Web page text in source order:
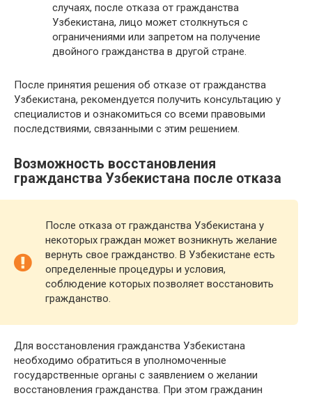
случаях, после отказа от гражданства
Узбекистана, лицо может столкнуться с
ограничениями или запретом на получение
двойного гражданства в другой стране.
После принятия решения об отказе от гражданства
Узбекистана, рекомендуется получить консультацию у
специалистов и ознакомиться со всеми правовыми
последствиями, связанными с этим решением.
Возможность восстановления
гражданства Узбекистана после отказа
После отказа от гражданства Узбекистана у
некоторых граждан может возникнуть желание
вернуть свое гражданство. В Узбекистане есть
определенные процедуры и условия,
соблюдение которых позволяет восстановить
гражданство.
Для восстановления гражданства Узбекистана
необходимо обратиться в уполномоченные
государственные органы с заявлением о желании
восстановления гражданства. При этом гражданин